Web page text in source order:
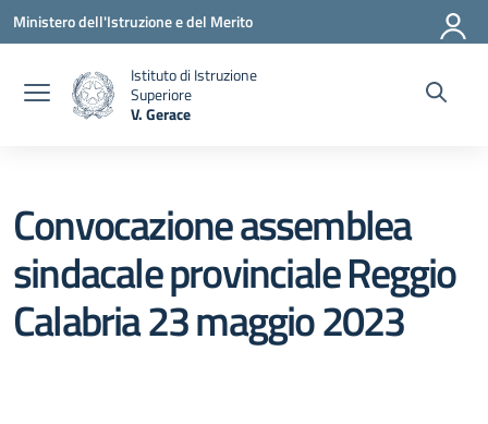
Vai ai contenuti
Vai al menu di navigazione
Vai al footer
Ministero dell'Istruzione e del Merito
Istituto di Istruzione
Superiore
V. Gerace
Convocazione assemblea
sindacale provinciale Reggio
Calabria 23 maggio 2023